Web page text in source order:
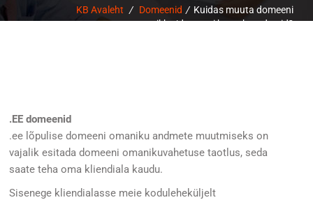
KB Avaleht / Domeenid / Kuidas muuta domeeni
omanikku/domeeni kontaktandmeid?
.EE domeenid
.ee lõpulise domeeni omaniku andmete muutmiseks on
vajalik esitada domeeni omanikuvahetuse taotlus, seda
saate teha oma kliendiala kaudu.
Sisenege kliendialasse meie koduleheküljelt